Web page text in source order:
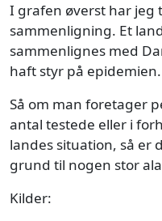
I grafen øverst har jeg
sammenligning. Et
sammenlignes med
haft styr på epidemien.
Så om man foretager
antal testede eller i
landes situation, så er
grund til nogen stor
Kilder: